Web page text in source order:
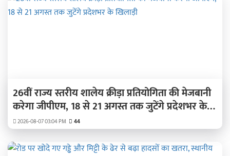
26वीं राज्य स्तरीय शालेय क्रीड़ा प्रतियोगिता की मेजबानी
करेगा जीपीएम, 18 से 21 अगस्त तक जुटेंगे प्रदेशभर के
खिलाड़ी
2026-08-07 03:04 PM 44